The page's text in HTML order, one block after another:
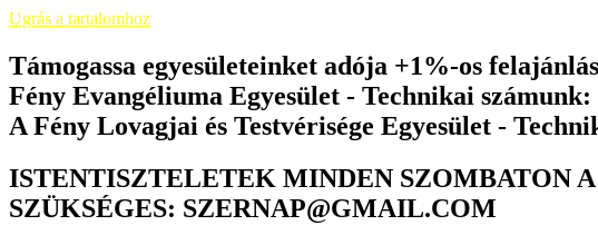
Ugrás a tartalomhoz
Támogassa egyesületeinket adója +1%-os
Fény Evangéliuma Egyesület - Technikai számunk:
A Fény Lovagjai és Testvérisége Egyesület -
ISTENTISZTELETEK MINDEN SZOMBATON
SZÜKSÉGES: SZERNAP@GMAIL.COM